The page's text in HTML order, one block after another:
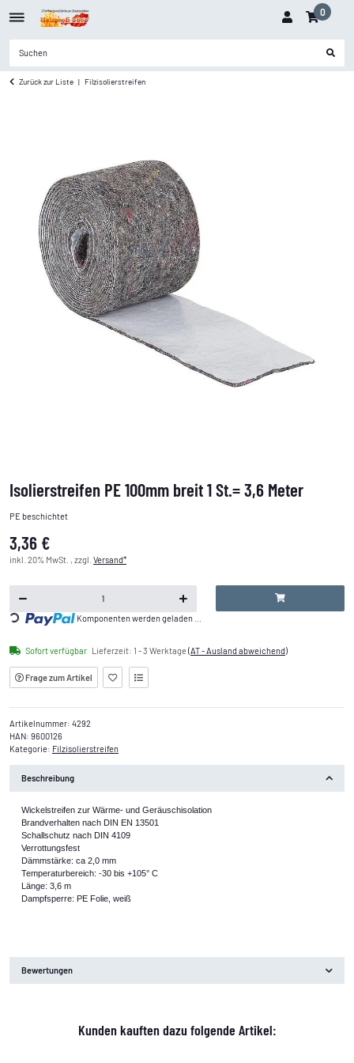
0
Zurück zur Liste Filzisolierstreifen
Isolierstreifen PE 100mm breit 1 St.= 3,6 Meter
PE beschichtet
3,36 €
inkl. 20% MwSt. , zzgl. Versand*
Loading... Komponenten werden geladen ...
Sofort verfügbar Lieferzeit: 1 - 3 Werktage(AT - Ausland abweichend)
Frage zum Artikel
Artikelnummer: 4292
HAN: 9600126
Kategorie: Filzisolierstreifen
Beschreibung
Wickelstreifen zur Wärme- und Geräuschisolation
Brandverhalten nach DIN EN 13501
Schallschutz nach DIN 4109
Verrottungsfest
Dämmstärke: ca 2,0 mm
Temperaturbereich: -30 bis +105° C
Länge: 3,6 m
Dampfsperre: PE Folie, weiß
Bewertungen
Kunden kauften dazu folgende Artikel: